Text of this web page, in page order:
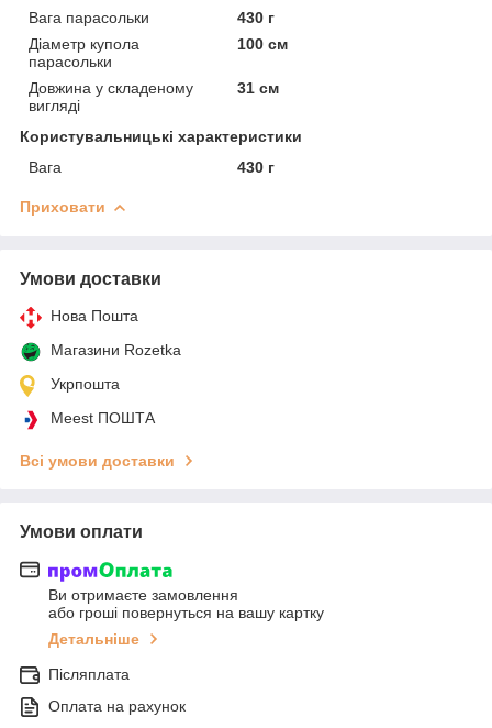
Вага парасольки
430 г
Діаметр купола
парасольки
100 см
Довжина у складеному
вигляді
31 см
Користувальницькі характеристики
Вага
430 г
Приховати
Умови доставки
Нова Пошта
Магазини Rozetka
Укрпошта
Meest ПОШТА
Всі умови доставки
Умови оплати
Ви отримаєте замовлення
або гроші повернуться на вашу картку
Детальніше
Післяплата
Оплата на рахунок